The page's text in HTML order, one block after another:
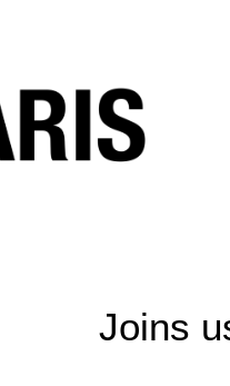
Joins